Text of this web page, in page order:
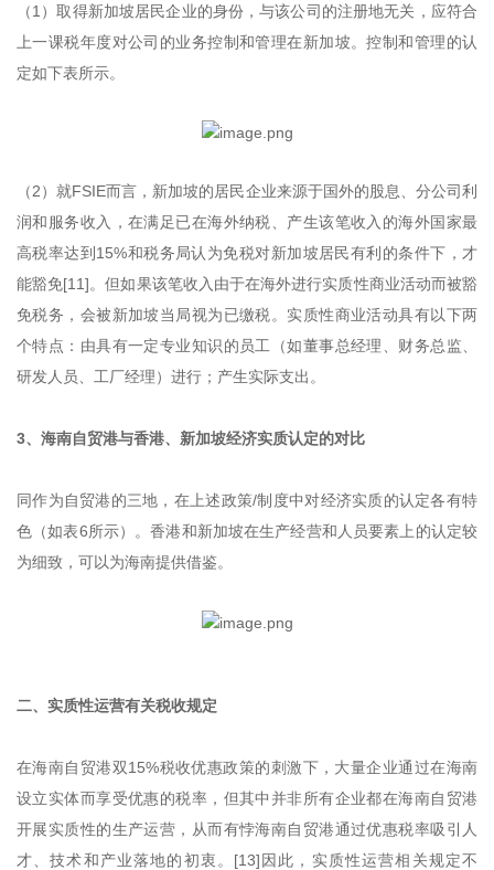
（1）取得新加坡居民企业的身份，与该公司的注册地无关，应符合
上一课税年度对公司的业务控制和管理在新加坡。控制和管理的认
定如下表所示。
（2）就FSIE而言，新加坡的居民企业来源于国外的股息、分公司利
润和服务收入，在满足已在海外纳税、产生该笔收入的海外国家最
高税率达到15%和税务局认为免税对新加坡居民有利的条件下，才
能豁免[11]。但如果该笔收入由于在海外进行实质性商业活动而被豁
免税务，会被新加坡当局视为已缴税。实质性商业活动具有以下两
个特点：由具有一定专业知识的员工（如董事总经理、财务总监、
研发人员、工厂经理）进行；产生实际支出。
3、海南自贸港与香港、新加坡经济实质认定的对比
同作为自贸港的三地，在上述政策/制度中对经济实质的认定各有特
色（如表6所示）。香港和新加坡在生产经营和人员要素上的认定较
为细致，可以为海南提供借鉴。
二、实质性运营有关税收规定
在海南自贸港双15%税收优惠政策的刺激下，大量企业通过在海南
设立实体而享受优惠的税率，但其中并非所有企业都在海南自贸港
开展实质性的生产运营，从而有悖海南自贸港通过优惠税率吸引人
才、技术和产业落地的初衷。[13]因此，实质性运营相关规定不